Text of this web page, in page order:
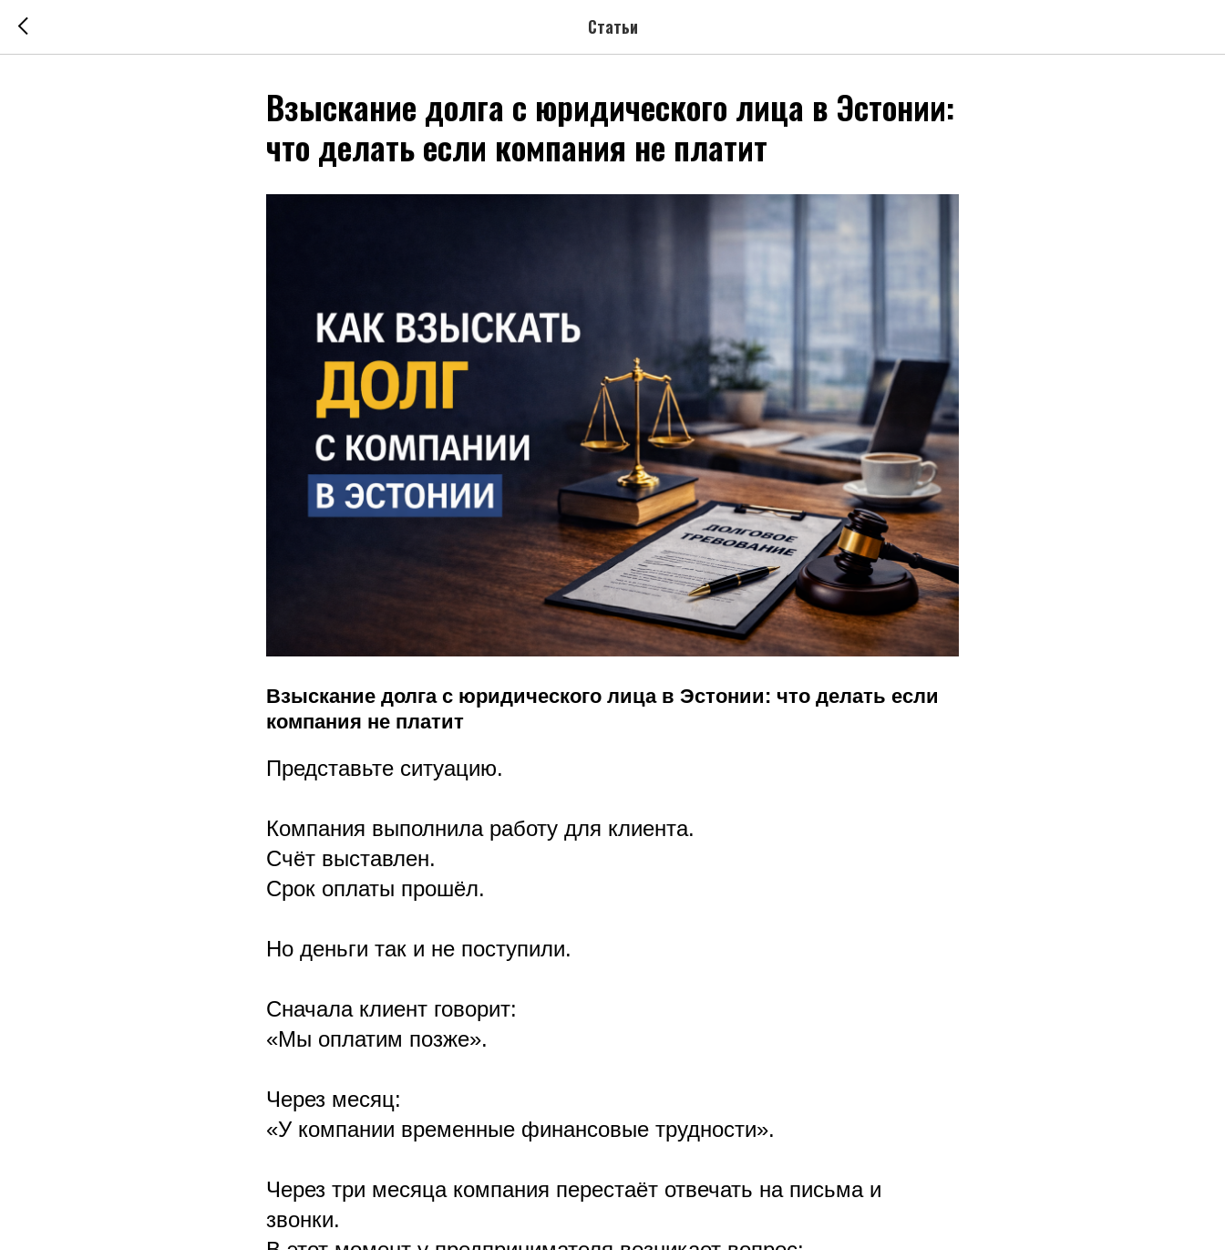
Статьи
Взыскание долга с юридического лица в Эстонии:
что делать если компания не платит
Взыскание долга с юридического лица в Эстонии: что делать если
компания не платит
Представьте ситуацию.
Компания выполнила работу для клиента.
Счёт выставлен.
Срок оплаты прошёл.
Но деньги так и не поступили.
Сначала клиент говорит:
«Мы оплатим позже».
Через месяц:
«У компании временные финансовые трудности».
Через три месяца компания перестаёт отвечать на письма и
звонки.